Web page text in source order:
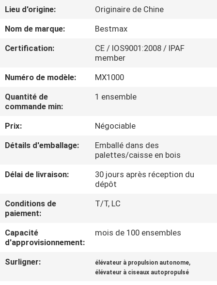
À
PROPOS
DE
VISITE
DE
L'USINE
CONTRÔLE
DE
QUALITÉ
NOUS
CONTACTER
Lieu d'origine:
Originaire de Chine
Nom de marque:
Bestmax
Certification:
CE / IOS9001:2008 / IPAF
member
Numéro de modèle:
MX1000
Quantité de
commande min:
1 ensemble
Prix:
Négociable
Détails d'emballage:
Emballé dans des
palettes/caisse en bois
Délai de livraison:
30 jours après réception du
dépôt
Conditions de
paiement:
T/T, LC
Capacité
d'approvisionnement:
mois de 100 ensembles
Surligner: élévateur à propulsion autonome,
élévateur à ciseaux autopropulsé